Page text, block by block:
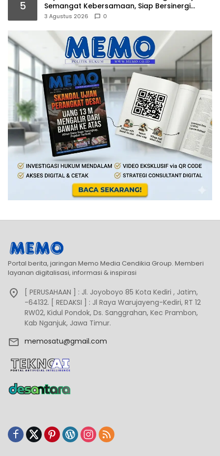
5
Semangat Kebersamaan, Siap Bersinergi
Bangun Daerah
3 Agustus 2026 0
Portal berita, jaringan Memo Media Cendikia Group. Memberi
layanan digitalisasi, informasi & inspirasi
[ PERUSAHAAN ] : Jl. Joyoboyo 85 Kota Kediri , Jatim,
-64132. [ REDAKSI ] : Jl Raya Warujayeng-Kediri, RT 12
RW02, Kidul Pondok, Ds. Sanggrahan, Kec Prambon,
Kab Nganjuk, Jawa Timur.
memosatu@gmail.com